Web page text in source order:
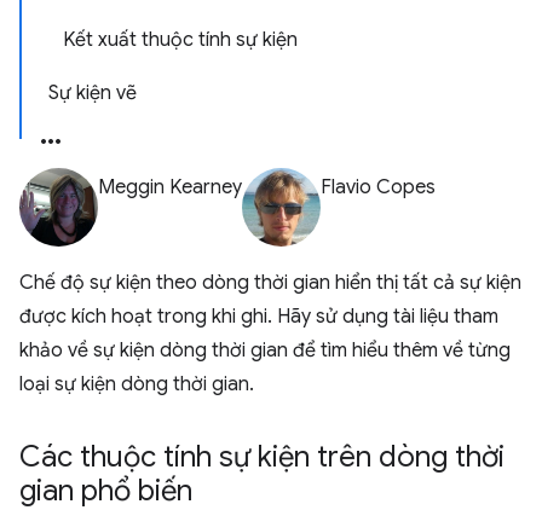
Kết xuất thuộc tính sự kiện
Sự kiện vẽ
Meggin Kearney Flavio Copes
Chế độ sự kiện theo dòng thời gian hiển thị tất cả sự kiện
được kích hoạt trong khi ghi. Hãy sử dụng tài liệu tham
khảo về sự kiện dòng thời gian để tìm hiểu thêm về từng
loại sự kiện dòng thời gian.
Các thuộc tính sự kiện trên dòng thời
gian phổ biến